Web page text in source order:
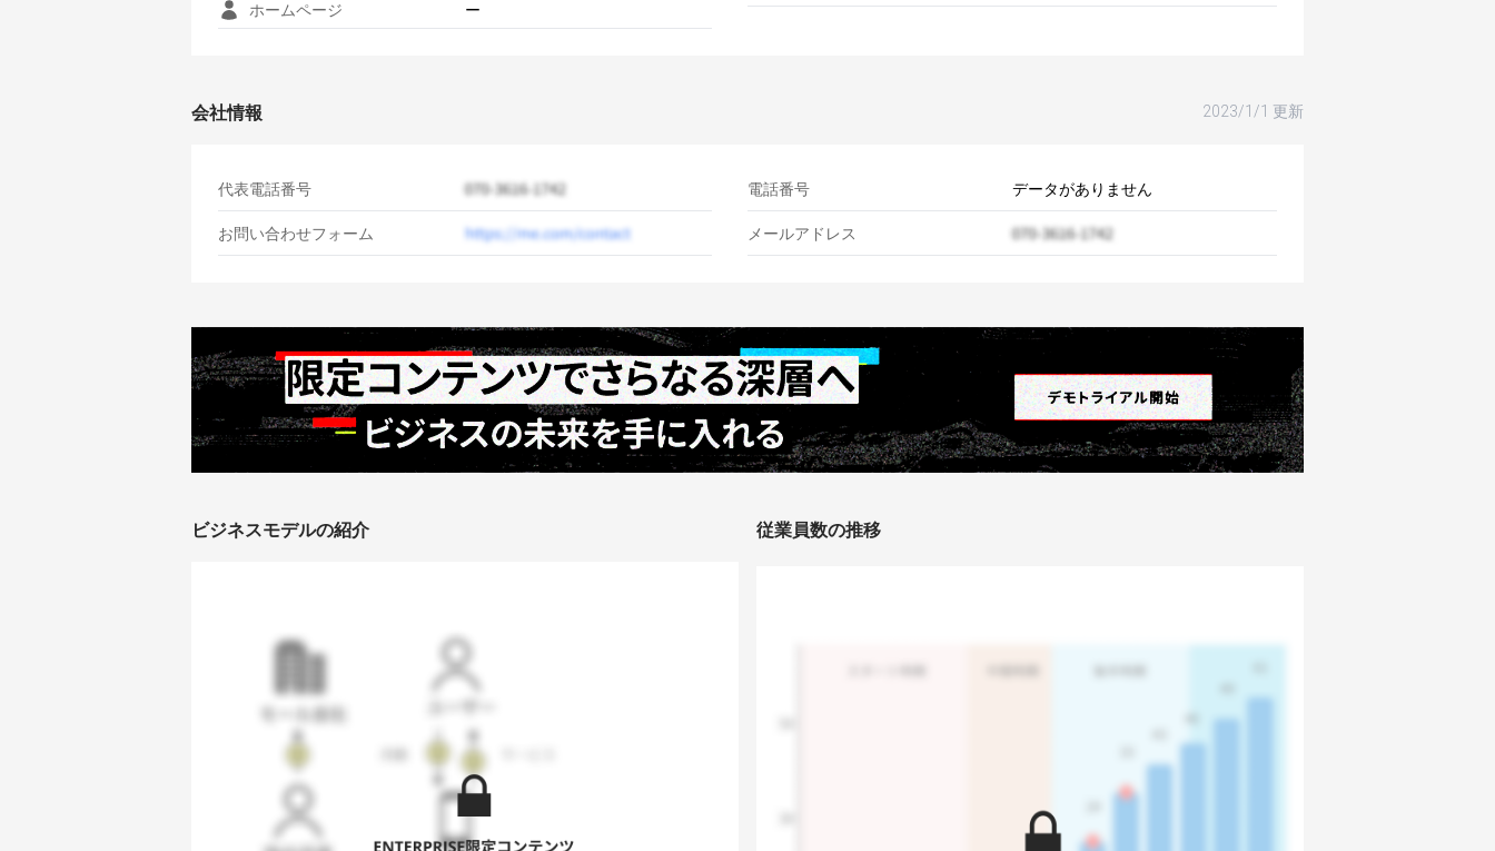
ホームページ ー
会社情報 2023/1/1 更新
代表電話番号
お問い合わせフォーム
電話番号 データがありません
メールアドレス
ビジネスモデルの紹介 従業員数の推移